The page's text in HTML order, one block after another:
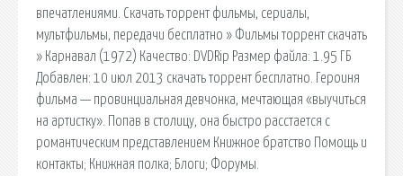
впечатлениями. Скачать торрент фильмы, сериалы,
мультфильмы, передачи бесплатно » Фильмы торрент скачать
» Карнавал (1972) Качество: DVDRip Размер файла: 1.95 ГБ
Добавлен: 10 июл 2013 скачать торрент бесплатно. Героиня
фильма — провинциальная девчонка, мечтающая «выучиться
на артистку». Попав в столицу, она быстро расстается с
романтическим представлением Книжное братство Помощь и
контакты; Книжная полка; Блоги; Форумы.